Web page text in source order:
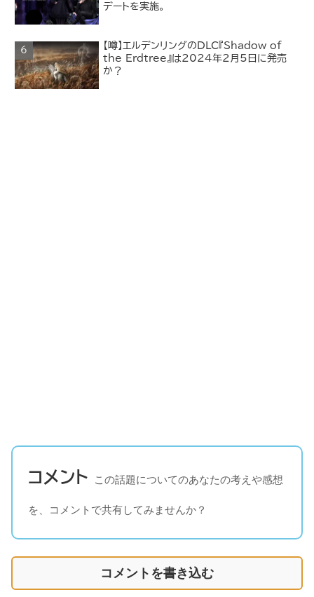
デートを実施。
【噂】エルデンリングのDLC『Shadow of
the Erdtree』は2024年2月5日に発売
か？
コメント この話題についてのあなたの考えや感想
を、コメントで共有してみませんか？
コメントを書き込む